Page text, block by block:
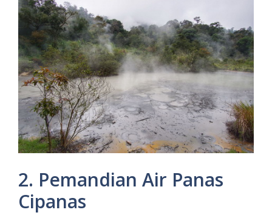
2. Pemandian Air Panas
Cipanas